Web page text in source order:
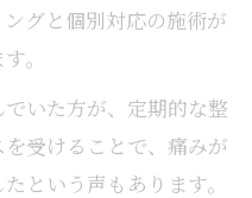
グと個別対応の施術が
。
いた方が、定期的な整
受けることで、痛みが
という声もあります。